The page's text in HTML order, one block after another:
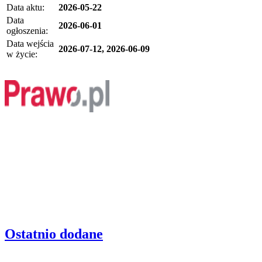
Data aktu:
2026-05-22
Data
ogłoszenia:
2026-06-01
Data wejścia
w życie:
2026-07-12, 2026-06-09
Ostatnio dodane